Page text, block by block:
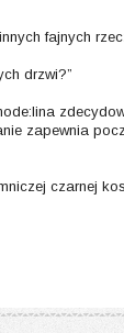
fajnych
drzwi?”
zapewnia
czarnej